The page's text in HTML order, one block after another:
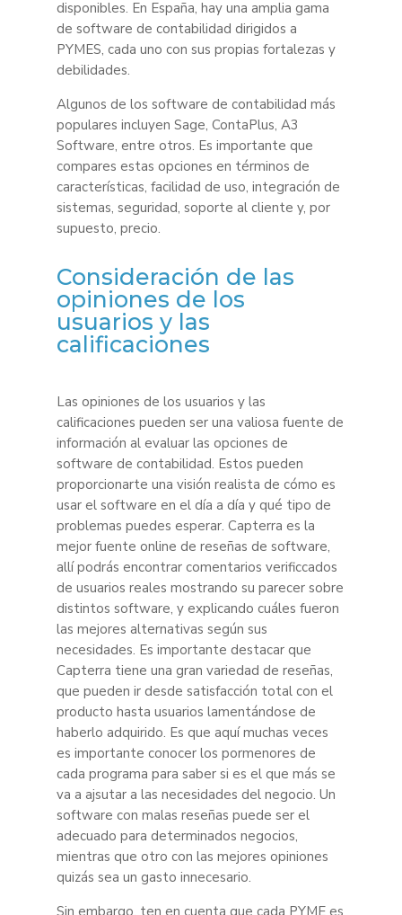
disponibles. En España, hay una amplia gama
de software de contabilidad dirigidos a
PYMES, cada uno con sus propias fortalezas y
debilidades.
Algunos de los software de contabilidad más
populares incluyen Sage, ContaPlus, A3
Software, entre otros. Es importante que
compares estas opciones en términos de
características, facilidad de uso, integración de
sistemas, seguridad, soporte al cliente y, por
supuesto, precio.
Consideración de las
opiniones de los
usuarios y las
calificaciones
Las opiniones de los usuarios y las
calificaciones pueden ser una valiosa fuente de
información al evaluar las opciones de
software de contabilidad. Estos pueden
proporcionarte una visión realista de cómo es
usar el software en el día a día y qué tipo de
problemas puedes esperar. Capterra es la
mejor fuente online de reseñas de software,
allí podrás encontrar comentarios verificcados
de usuarios reales mostrando su parecer sobre
distintos software, y explicando cuáles fueron
las mejores alternativas según sus
necesidades. Es importante destacar que
Capterra tiene una gran variedad de reseñas,
que pueden ir desde satisfacción total con el
producto hasta usuarios lamentándose de
haberlo adquirido. Es que aquí muchas veces
es importante conocer los pormenores de
cada programa para saber si es el que más se
va a ajsutar a las necesidades del negocio. Un
software con malas reseñas puede ser el
adecuado para determinados negocios,
mientras que otro con las mejores opiniones
quizás sea un gasto innecesario.
Sin embargo, ten en cuenta que cada PYME es